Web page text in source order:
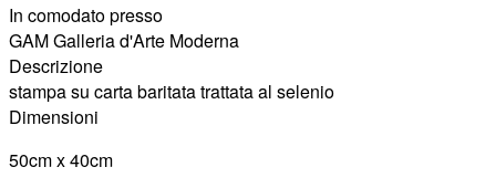
In comodato presso
GAM Galleria d'Arte Moderna
Descrizione
stampa su carta baritata trattata al selenio
Dimensioni
50cm x 40cm